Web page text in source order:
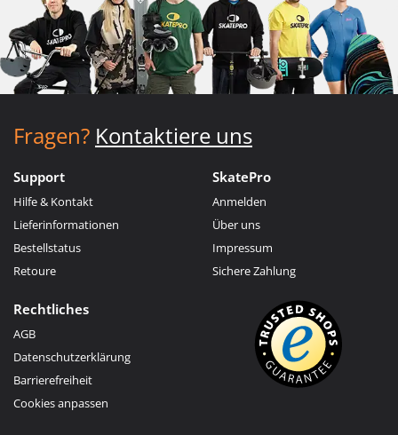
Fragen? Kontaktiere uns
Support
Hilfe & Kontakt
Lieferinformationen
Bestellstatus
Retoure
SkatePro
Anmelden
Über uns
Impressum
Sichere Zahlung
Rechtliches
AGB
Datenschutzerklärung
Barrierefreiheit
Cookies anpassen